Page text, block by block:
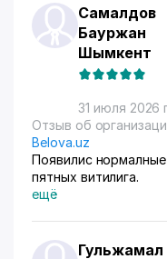
Самалдов
Бауржан
Шымкент
31 июля 2026
Отзыв об
Belova.uz
Появилис нормалные коричьневые места на белых
пятных витилига.
ещё
Гульжамал